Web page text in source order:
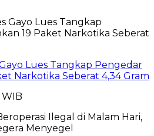
Lues Tangkap Pengedar
Narkotika Seberat 4,34 Gram
WIB